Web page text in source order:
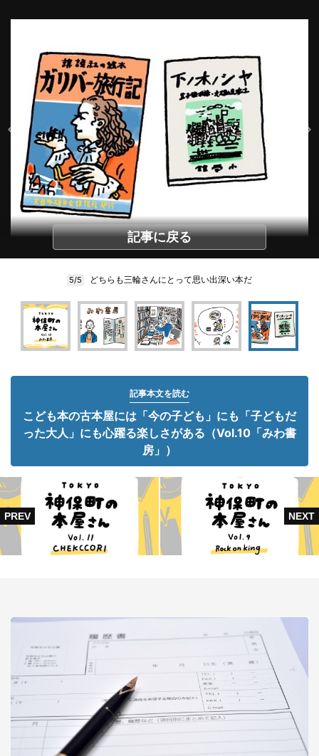
記事に戻る
5/5 どちらも三輪さんにとって思い出深い本だ
記事本文を読む
こども本の古本屋には「今の子ども」にも「子どもだ
った大人」にも心躍る楽しさがある（Vol.10「みわ書
房」）